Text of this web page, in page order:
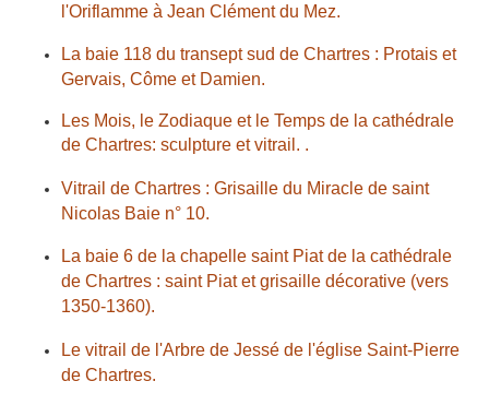
l'Oriflamme à Jean Clément du Mez.
La baie 118 du transept sud de Chartres : Protais et
Gervais, Côme et Damien.
Les Mois, le Zodiaque et le Temps de la cathédrale
de Chartres: sculpture et vitrail. .
Vitrail de Chartres : Grisaille du Miracle de saint
Nicolas Baie n° 10.
La baie 6 de la chapelle saint Piat de la cathédrale
de Chartres : saint Piat et grisaille décorative (vers
1350-1360).
Le vitrail de l'Arbre de Jessé de l'église Saint-Pierre
de Chartres.